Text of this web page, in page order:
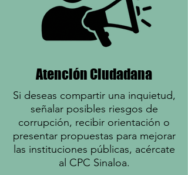
Atención Ciudadana
Si deseas compartir una inquietud,
señalar posibles riesgos de
corrupción, recibir orientación o
presentar propuestas para mejorar
las instituciones públicas, acércate
al CPC Sinaloa.